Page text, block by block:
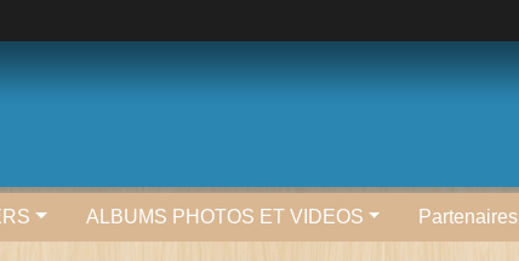
ALBUMS PHOTOS ET VIDEOS Partenaires